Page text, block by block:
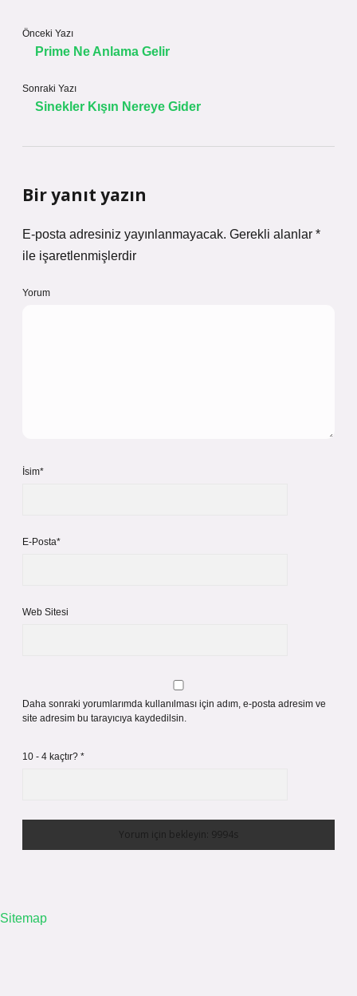
Önceki Yazı
Prime Ne Anlama Gelir
Sonraki Yazı
Sinekler Kışın Nereye Gider
Bir yanıt yazın
E-posta adresiniz yayınlanmayacak. Gerekli alanlar *
ile işaretlenmişlerdir
Yorum
İsim*
E-Posta*
Web Sitesi
Daha sonraki yorumlarımda kullanılması için adım, e-posta adresim ve
site adresim bu tarayıcıya kaydedilsin.
10 - 4 kaçtır? *
Sitemap